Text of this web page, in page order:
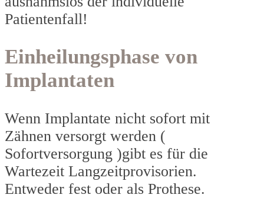
Patientenfall!
Einheilungsphase von
Implantaten
Wenn Implantate nicht sofort mit
Zähnen versorgt werden (
Sofortversorgung )gibt es für die
Wartezeit Langzeitprovisorien.
Entweder fest oder als Prothese.